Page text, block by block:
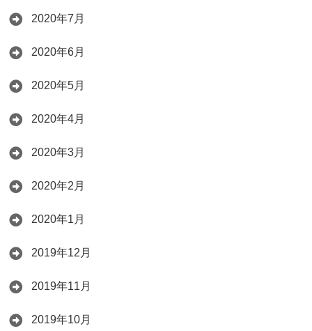
2020年7月
2020年6月
2020年5月
2020年4月
2020年3月
2020年2月
2020年1月
2019年12月
2019年11月
2019年10月